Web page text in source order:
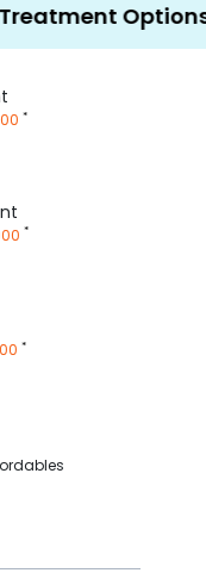
Options
*
*
*